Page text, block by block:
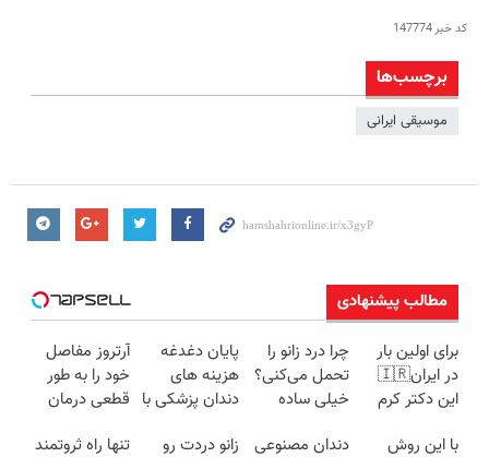
کد خبر147774
برچسب‌ها
موسیقی ایرانی
مطالب پیشنهادی
برای اولین بار
در ایران🇮🇷
این دکتر کرم
روزه ساخت!
چرا درد زانو را
تحمل می‌کنی؟
خیلی ساده
درمانش کن
پایان دغدغه
هزینه های
دندان پزشکی با
کننده خانگی
آرتروز مفاصل
خود را به طور
قطعی درمان
◗پرسش‌نامه◖
با این روش
دندان مصنوعی
زانو دردت رو
تنها راه ثروتمند